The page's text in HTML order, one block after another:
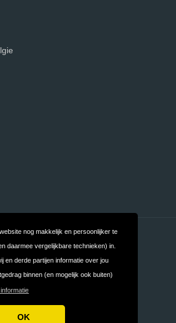
nog makkelijk en persoonlijker te
daarmee vergelijkbare technieken) in.
en derde partijen informatie over jou
binnen (en mogelijk ook buiten)
OK
Over ons
Algemene
Voorwaarden